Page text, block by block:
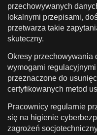
przechowywanych
lokalnymi przepisami,
przetwarza takie
skuteczny.
Okresy przechowywania
wymogami
przeznaczone do
certyfikowanych metod
Pracownicy regularnie
się na higienie
zagrożeń